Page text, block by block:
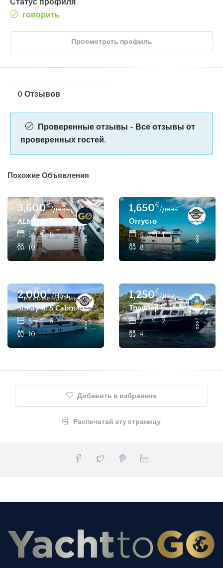
Статус профиля
говорить
Просмотреть профиль
0 Отзывов
Проверенные отзывы - Все отзывы от
проверенных гостей.
Похожие Объявления
3,600€
/день
ALMILA: Траулер/роскошная Моторная Яхта На 10
5
5
10
1,650€
/день
Оггусто
4
4
8
РЕКОМЕНДУЕМЫЕ
2,000€
/Ночь
Simay S: 5 Cabins 10 Pax Luxury Trawler Motor Yacht
5
5
10
1,250€
/день
Траулер Costa - 2-
2
2
4
Добавить в избранное
Распечатай эту страницу